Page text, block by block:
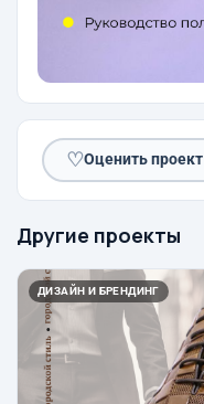
♡Оценить проект
Другие проекты
ДИЗАЙН И БРЕНДИНГ